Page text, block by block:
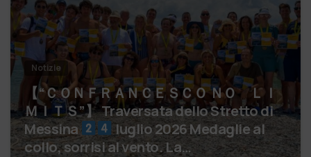
Notizie
【 “ＣＯＮＦＲＡＮＣＥＳＣＯ ＮＯ ＬＩ
ＭＩＴＳ”】 Traversata dello Stretto di
Messina
luglio 2026 Medaglie al
collo, sorrisi al vento. La…